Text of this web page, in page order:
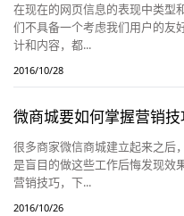
在现在的网页信息的表现中类型
们不具备一个考虑我们用户的友
计和内容，都...
2016/10/28
微商城要如何掌握营销
很多商家微信商城建立起来之后
是盲目的做这些工作后悔发现效
营销技巧，下...
2016/10/26